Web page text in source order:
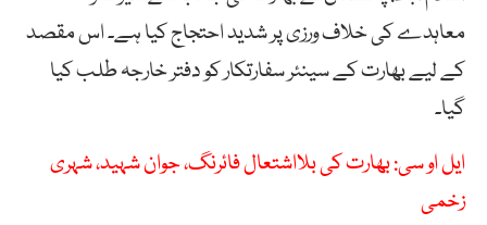
معاہدے کی خلاف ورزی پر شدید احتجاج کیا ہے۔ اس مقصد
کے لیے بھارت کے سینئر سفارتکار کو دفتر خارجہ طلب کیا
گیا۔
ایل او سی: بھارت کی بلااشتعال فائرنگ، جوان شہید، شہری
زخمی